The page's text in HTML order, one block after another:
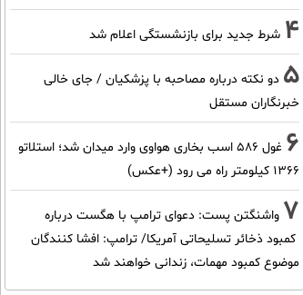
4 شرط جدید برای بازنشستگی اعلام شد
5 دو نکته درباره مصاحبه با پزشکیان / جای خالی
خبرنگاران مستقل
6
غول 586 اسب بخاری هواوی وارد میدان شد؛ استلاتو
1366 کیلومتر راه می رود (+عکس)
7 واشنگتن پست: دعوای ترامپ با هگست درباره
کمبود ذخائر تسلیحاتی آمریکا/ ترامپ: افشا کنندگان
موضوع کمبود مهمات، زندانی خواهند شد